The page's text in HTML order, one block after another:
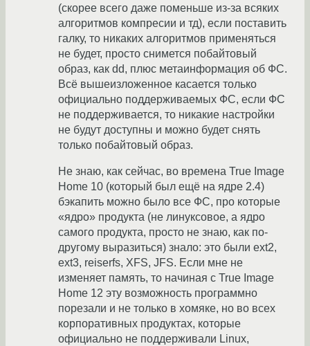
(скорее всего даже поменьше из-за всяких
алгоритмов компресии и тд), если поставить
галку, то никаких алгоритмов применяться
не будет, просто снимется побайтовый
образ, как dd, плюс метаинформация об ФС.
Всё вышеизложенное касается только
официально поддерживаемых ФС, если ФС
не поддерживается, то никакие настройки
не будут доступны и можно будет снять
только побайтовый образ.
Не знаю, как сейчас, во времена True Image
Home 10 (который был ещё на ядре 2.4)
бэкапить можно было все ФС, про которые
«ядро» продукта (не линуксовое, а ядро
самого продукта, просто не знаю, как по-
другому выразиться) знало: это были ext2,
ext3, reiserfs, XFS, JFS. Если мне не
изменяет память, то начиная с True Image
Home 12 эту возможность программно
порезали и не только в хомяке, но во всех
корпоративных продуктах, которые
официально не поддерживали Linux,